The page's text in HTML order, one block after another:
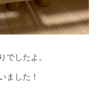
でしたよ。
ました！